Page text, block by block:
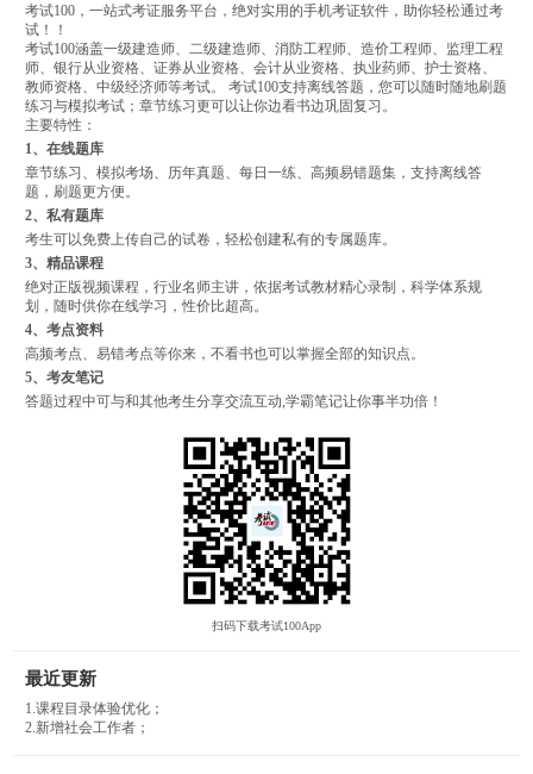
考试100，一站式考证服务平台，绝对实用的手机考证软件，助你轻松通过考
试！！
考试100涵盖一级建造师、二级建造师、消防工程师、造价工程师、监理工程
师、银行从业资格、证券从业资格、会计从业资格、执业药师、护士资格、
教师资格、中级经济师等考试。 考试100支持离线答题，您可以随时随地刷题
练习与模拟考试；章节练习更可以让你边看书边巩固复习。
主要特性：
1、在线题库
章节练习、模拟考场、历年真题、每日一练、高频易错题集，支持离线答
题，刷题更方便。
2、私有题库
考生可以免费上传自己的试卷，轻松创建私有的专属题库。
3、精品课程
绝对正版视频课程，行业名师主讲，依据考试教材精心录制，科学体系规
划，随时供你在线学习，性价比超高。
4、考点资料
高频考点、易错考点等你来，不看书也可以掌握全部的知识点。
5、考友笔记
答题过程中可与和其他考生分享交流互动,学霸笔记让你事半功倍！
扫码下载考试100App
最近更新
1.课程目录体验优化；
2.新增社会工作者；